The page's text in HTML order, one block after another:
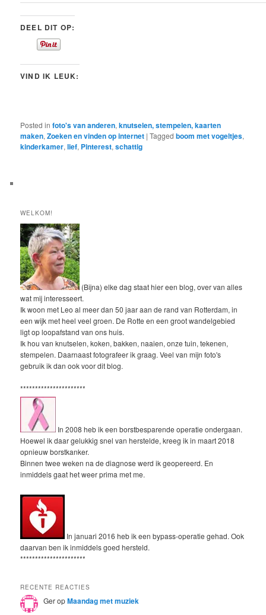
DEEL DIT OP:
VIND IK LEUK:
Posted in foto's van anderen,knutselen, stempelen, kaarten
maken,Zoeken en vinden op internet |Tagged boom met vogeltjes,
kinderkamer,lief, Pinterest,schattig
WELKOM!
(Bijna) elke dag staat hier een blog, over van alles
wat mij interesseert.
Ik woon met Leo al meer dan 50 jaar aan de rand van Rotterdam, in
een wijk met heel veel groen. De Rotte en een groot wandelgebied
ligt op loopafstand van ons huis.
Ik hou van knutselen, koken, bakken, naaien, onze tuin, tekenen,
stempelen. Daarnaast fotografeer ik graag. Veel van mijn foto's
gebruik ik dan ook voor dit blog.
**********************
In 2008 heb ik een borstbesparende operatie ondergaan.
Hoewel ik daar gelukkig snel van herstelde, kreeg ik in maart 2018
opnieuw borstkanker.
Binnen twee weken na de diagnose werd ik geopereerd. En
inmiddels gaat het weer prima met me.
In januari 2016 heb ik een bypass-operatie gehad. Ook
daarvan ben ik inmiddels goed hersteld.
**********************
RECENTE REACTIES
GeropMaandag met muziek